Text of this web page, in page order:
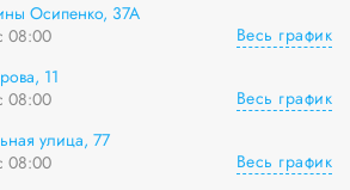
Осипенко, 37А
08:00
Весь график
11
08:00
Весь график
улица, 77
08:00
Весь график